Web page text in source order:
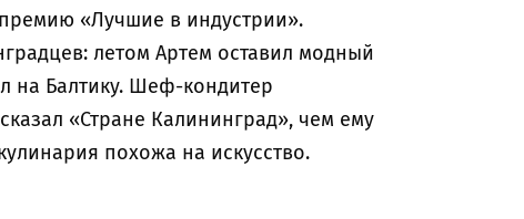
«Лучшие в индустрии».
летом Артем оставил модный
на Балтику. Шеф-кондитер
«Стране Калининград», чем ему
похожа на искусство.